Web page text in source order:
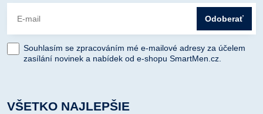
Odoberať
Souhlasím se zpracováním mé e-mailové adresy za účelem
zasílání novinek a nabídek od e-shopu SmartMen.cz.
VŠETKO NAJLEPŠIE